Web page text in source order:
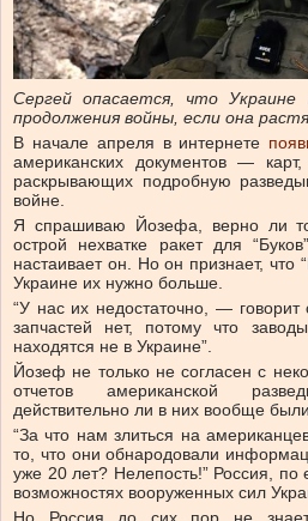
Сергей опасается, что
продолжения войны, если она
В начале апреля в интернете
американских документов —
раскрывающих подробную
войне.
Я спрашиваю Йозефа, верно ли
острой нехватке ракет для
настаивает он. Но он признает, что
Украине их нужно больше.
“У нас их недостаточно, —
запчастей нет, потому что
находятся не в Украине”.
Йозеф не только не согласен с
отчетов американской
действительно ли в них вообще
“За что нам злиться на
то, что они обнародовали
уже 20 лет? Нелепость!” Россия, по
возможностях вооруженных сил